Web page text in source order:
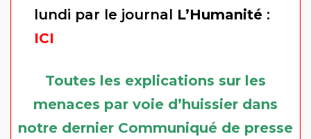
lundi par le journal L’Humanité :
ICI
Toutes les explications sur les
menaces par voie d’huissier dans
notre dernier Communiqué de presse